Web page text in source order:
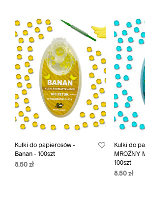
Kulki do papierosów –
Banan – 100szt
8.50 zł
Kulki do
MROŹNY
100szt
8.50 zł